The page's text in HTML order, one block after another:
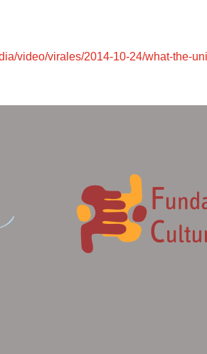
video/virales/2014-10-24/what-the-